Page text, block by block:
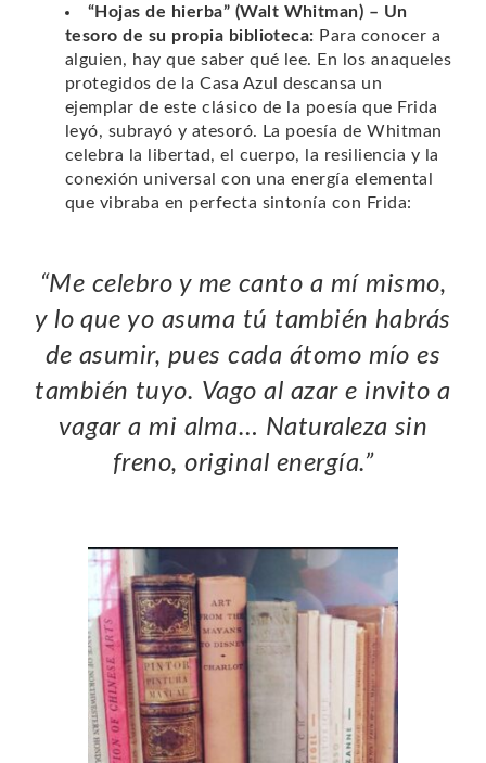
“Hojas de hierba” (Walt Whitman) – Un
tesoro de su propia biblioteca: Para conocer a
alguien, hay que saber qué lee. En los anaqueles
protegidos de la Casa Azul descansa un
ejemplar de este clásico de la poesía que Frida
leyó, subrayó y atesoró. La poesía de Whitman
celebra la libertad, el cuerpo, la resiliencia y la
conexión universal con una energía elemental
que vibraba en perfecta sintonía con Frida:
“Me celebro y me canto a mí mismo,
y lo que yo asuma tú también habrás
de asumir, pues cada átomo mío es
también tuyo. Vago al azar e invito a
vagar a mi alma… Naturaleza sin
freno, original energía.”